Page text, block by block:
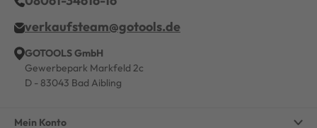
verkaufsteam@gotools.de
GOTOOLS GmbH
Gewerbepark Markfeld 2c
D - 83043 Bad Aibling
Mein Konto